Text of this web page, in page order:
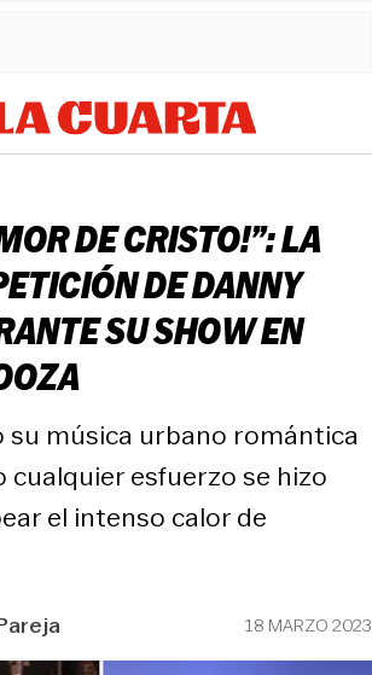
DE CRISTO!”: LA
DE DANNY
SU SHOW EN
música urbano romántica
cualquier esfuerzo se hizo
el intenso calor de
18 MARZO 2023